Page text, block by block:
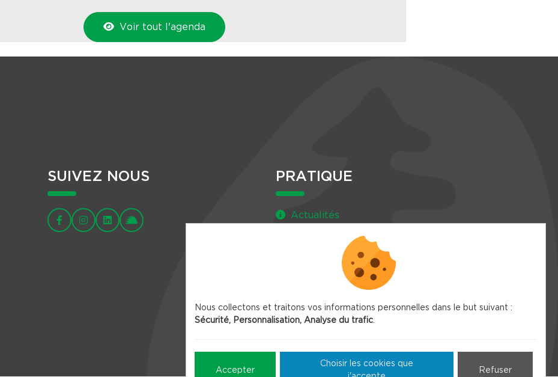
Voir tout l'agenda
SUIVEZ NOUS PRATIQUE
Actualités
Newsletter
Nous collectons et traitons vos informations personnelles dans le but suivant :
Sécurité, Personnalisation, Analyse du trafic.
Accepter Refuser
Choisir les cookies que